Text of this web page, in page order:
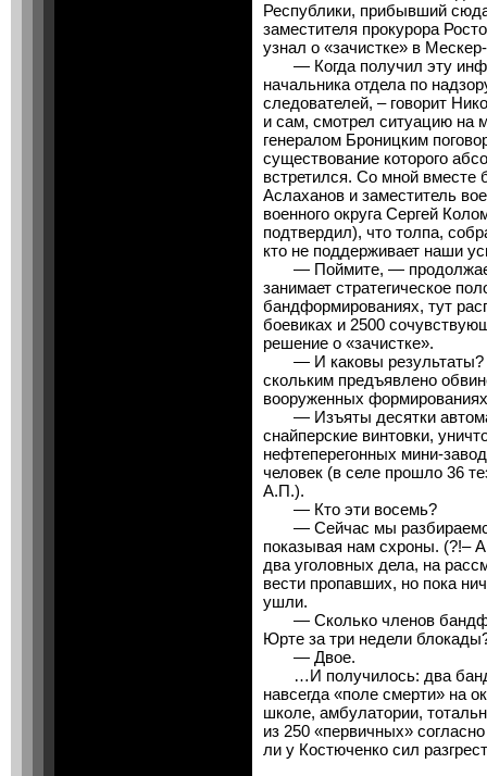
Республики, прибывший
заместителя прокурора
узнал о «зачистке» в
— Когда получил эту
начальника отдела по
следователей, – говорит
и сам, смотрел ситуацию на
генералом Броницким
существование которого
встретился. Со мной
Аслаханов и заместитель
военного округа Сергей
подтвердил), что толпа,
кто не поддерживает наши
— Поймите, —
занимает стратегическое
бандформированиях, тут
боевиках и 2500
решение о «зачистке».
— И каковы результаты?
скольким предъявлено
вооруженных
— Изъяты десятки
снайперские винтовки,
нефтеперегонных мини-
человек (в селе прошло 36
А.П.).
— Кто эти восемь?
— Сейчас мы
показывая нам схроны. (?!–
два уголовных дела, на
вести пропавших, но пока
ушли.
— Cколько членов
Юрте за три недели
— Двое.
…И получилось: два
навсегда «поле смерти» на
школе, амбулатории,
из 250 «первичных»
ли у Костюченко сил